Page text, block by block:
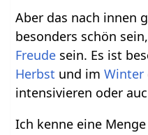
Aber das nach innen
besonders schön
Freude sein. Es ist
Herbst und imWinter
intensivieren oder
Ich kenne eine